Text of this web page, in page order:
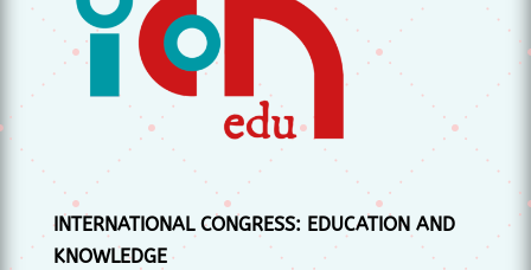
INTERNATIONAL CONGRESS: EDUCATION AND
KNOWLEDGE